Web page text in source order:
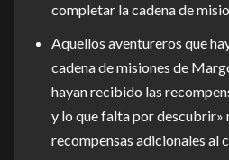
completar la cadena de
Aquellos aventureros que
cadena de misiones de
hayan recibido las
y lo que falta por descubrir»
recompensas adicionales al